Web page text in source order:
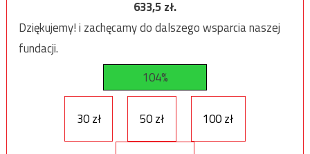
633,5zł.
Dziękujemy! i zachęcamy do dalszego wsparcia naszej
fundacji.
104%
30 zł 50 zł 100 zł